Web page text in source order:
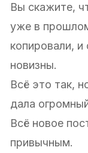
Вы скажите,
уже в
копировали,
новизны.
Всё это так,
дала
Всё новое
привычным.